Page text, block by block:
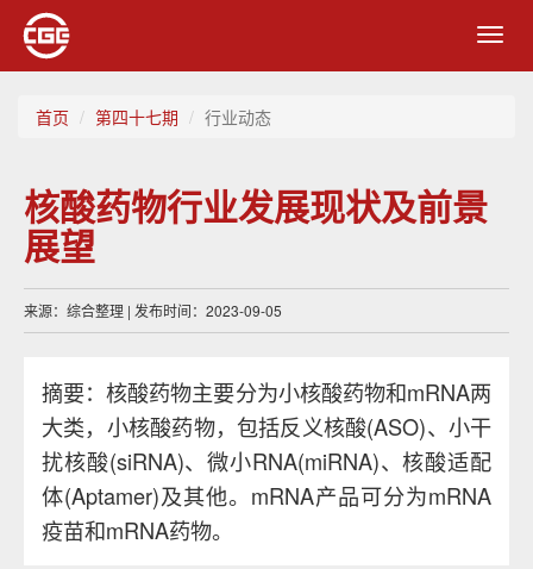
首页 第四十七期 行业动态
核酸药物行业发展现状及前景
展望
来源：综合整理 | 发布时间：2023-09-05
摘要：核酸药物主要分为小核酸药物和mRNA两
大类，小核酸药物，包括反义核酸(ASO)、小干
扰核酸(siRNA)、微小RNA(miRNA)、核酸适配
体(Aptamer)及其他。mRNA产品可分为mRNA
疫苗和mRNA药物。